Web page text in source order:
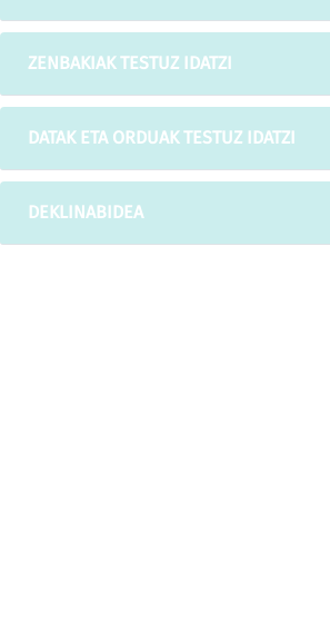
ZENBAKIAK TESTUZ IDATZI
DATAK ETA ORDUAK TESTUZ IDATZI
DEKLINABIDEA